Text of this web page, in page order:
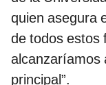
quien asegura
de todos estos
alcanzaríamos
principal”.